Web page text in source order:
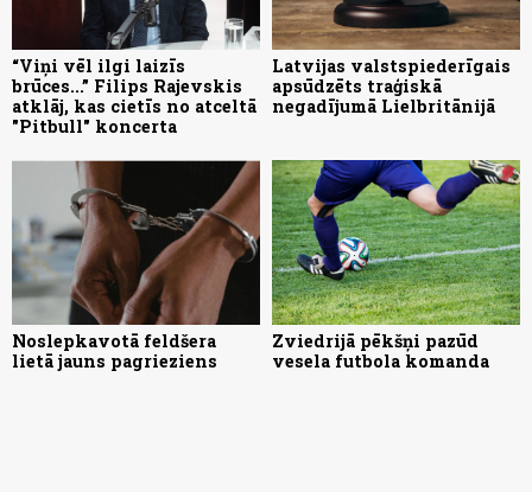
“Viņi vēl ilgi laizīs
brūces...” Filips Rajevskis
atklāj, kas cietīs no atceltā
"Pitbull" koncerta
Latvijas valstspiederīgais
apsūdzēts traģiskā
negadījumā Lielbritānijā
Noslepkavotā feldšera
lietā jauns pagrieziens
Zviedrijā pēkšņi pazūd
vesela futbola komanda